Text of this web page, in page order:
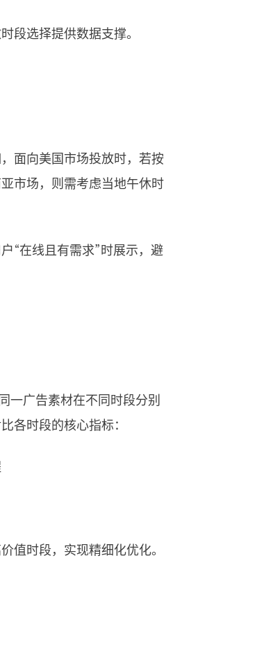
段选择提供数据支撑。
面向美国市场投放时，若按
市场，则需考虑当地午休时
“在线且有需求”时展示，避
一广告素材在不同时段分别
各时段的核心指标：
值时段，实现精细化优化。